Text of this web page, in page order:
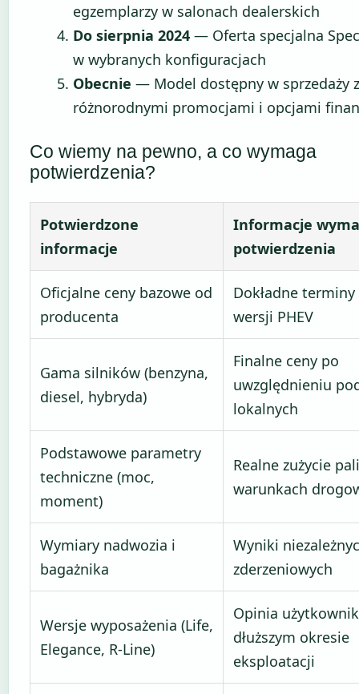
egzemplarzy w salonach dealerskich
Do sierpnia 2024 — Oferta specjalna
w wybranych konfiguracjach
Obecnie — Model dostępny w sprzedaży z
różnorodnymi promocjami i opcjami
Co wiemy na pewno, a co wymaga
potwierdzenia?
Potwierdzone
informacje
Informacje
potwierdzenia
Oficjalne ceny bazowe od
producenta
Dokładne
wersji PHEV
Gama silników (benzyna,
diesel, hybryda)
Finalne ceny po
uwzględnieniu
lokalnych
Podstawowe parametry
techniczne (moc,
moment)
Realne zużycie
warunkach
Wymiary nadwozia i
bagażnika
Wyniki
zderzeniowych
Wersje wyposażenia (Life,
Elegance, R-Line)
Opinia
dłuższym okresie
eksploatacji